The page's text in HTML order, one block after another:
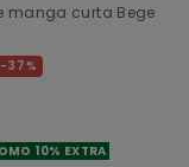
manga curta Bege
37%
10% EXTRA